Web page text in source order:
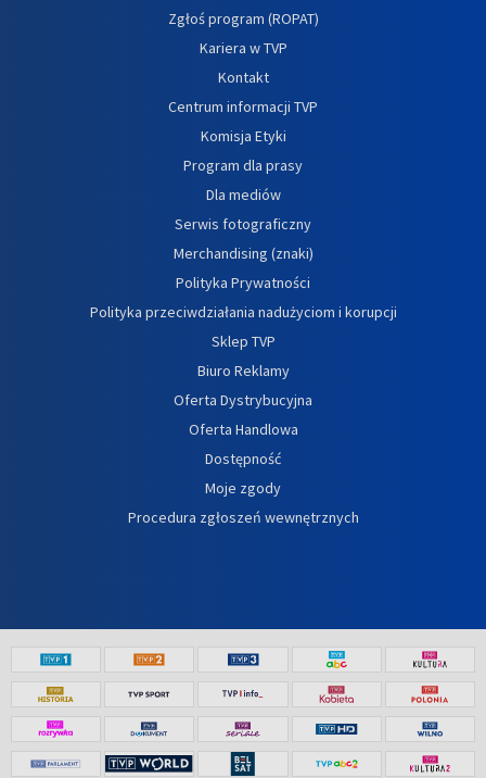
Zgłoś program (ROPAT)
Kariera w TVP
Kontakt
Centrum informacji TVP
Komisja Etyki
Program dla prasy
Dla mediów
Serwis fotograficzny
Merchandising (znaki)
Polityka Prywatności
Polityka przeciwdziałania nadużyciom i korupcji
Sklep TVP
Biuro Reklamy
Oferta Dystrybucyjna
Oferta Handlowa
Dostępność
Moje zgody
Procedura zgłoszeń wewnętrznych